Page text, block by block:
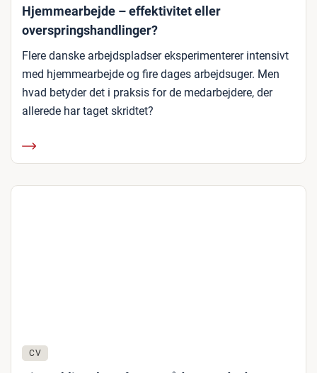
Hjemmearbejde – effektivitet eller
overspringshandlinger?
Flere danske arbejdspladser eksperimenterer intensivt
med hjemmearbejde og fire dages arbejdsuger. Men
hvad betyder det i praksis for de medarbejdere, der
allerede har taget skridtet?
CV